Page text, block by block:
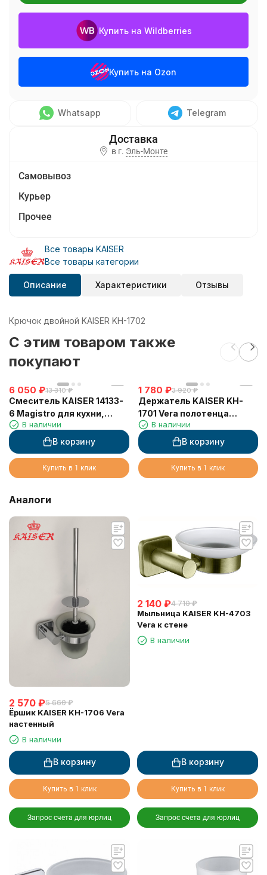
Купить на Wildberries
Купить на Ozon
Whatsapp Telegram
в г. Эль-Монте
Самовывоз
Курьер
Прочее
Все товары KAISER
Все товары категории
Описание Характеристики Отзывы
Крючок двойной KAISER KH-1702
C этим товаром также
покупают
6 050 ₽13 310 ₽
Смеситель KAISER 14133-
6 Magistro для кухни,
песочный
В наличии
В корзину
Купить в 1 клик
1 780 ₽3 920 ₽
Держатель KAISER KH-
1701 Vera полотенца
"кольцо"
В наличии
В корзину
Купить в 1 клик
Аналоги
2 570 ₽5 660 ₽
Ёршик KAISER KH-1706 Vera
настенный
В наличии
В корзину
Купить в 1 клик
Запрос счета для юрлиц
2 140 ₽4 710 ₽
Мыльница KAISER KH-4703
Vera к стене
В наличии
В корзину
Купить в 1 клик
Запрос счета для юрлиц